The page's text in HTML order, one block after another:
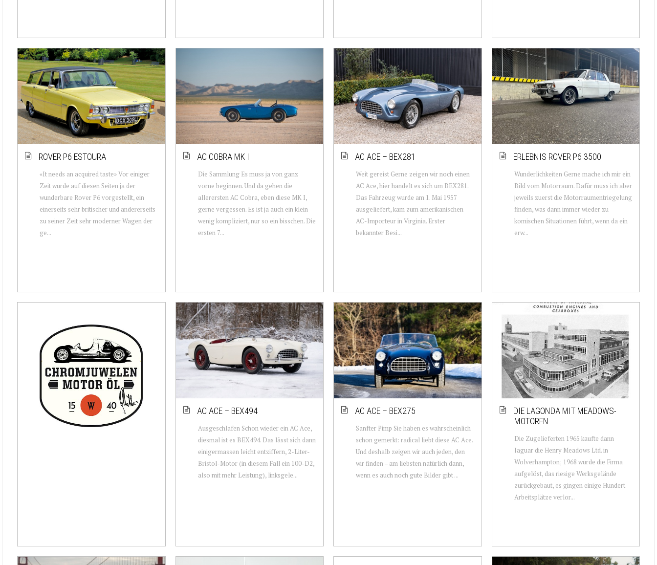
ROVER P6 ESTOURA
«It needs an acquired taste» Vor einiger
Zeit wurde auf diesen Seiten ja der
wunderbare Rover P6 vorgestellt, ein
einerseits sehr britischer und andererseits
zu seiner Zeit sehr moderner Wagen der
ge...
AC COBRA MK I
Die Sammlung Es muss ja von ganz
vorne beginnen. Und da gehen die
allerersten AC Cobra, eben diese MK I,
gerne vergessen. Es ist ja auch ein klein
wenig kompliziert, nur so ein bisschen. Die
ersten 7...
AC ACE – BEX281
Weit gereist Gerne zeigen wir noch einen
AC Ace, hier handelt es sich um BEX281.
Das Fahrzeug wurde am 1. Mai 1957
ausgeliefert, kam zum amerikanischen
AC-Importeur in Virginia. Erster
bekannter Besi...
ERLEBNIS ROVER P6 3500
Wunderlichkeiten Gerne mache ich mir ein
Bild vom Motorraum. Dafür muss ich aber
jeweils zuerst die Motorraumentriegelung
finden, was dann immer wieder zu
komischen Situationen führt, wenn da ein
erw...
AC ACE – BEX494
Ausgeschlafen Schon wieder ein AC Ace,
diesmal ist es BEX494. Das lässt sich dann
einigermassen leicht entziffern, 2-Liter-
Bristol-Motor (in diesem Fall ein 100-D2,
also mit mehr Leistung), linksgele...
AC ACE – BEX275
Sanfter Pimp Sie haben es wahrscheinlich
schon gemerkt: radical liebt diese AC Ace.
Und deshalb zeigen wir auch jeden, den
wir finden – am liebsten natürlich dann,
wenn es auch noch gute Bilder gibt ...
DIE LAGONDA MIT MEADOWS-
MOTOREN
Die Zugelieferten 1965 kaufte dann
Jaguar die Henry Meadows Ltd. in
Wolverhampton; 1968 wurde die Firma
aufgelöst, das riesige Werksgelände
zurückgebaut, es gingen einige Hundert
Arbeitsplätze verlor...